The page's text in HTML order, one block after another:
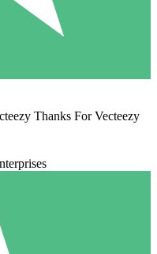
Thanks For Vecteezy